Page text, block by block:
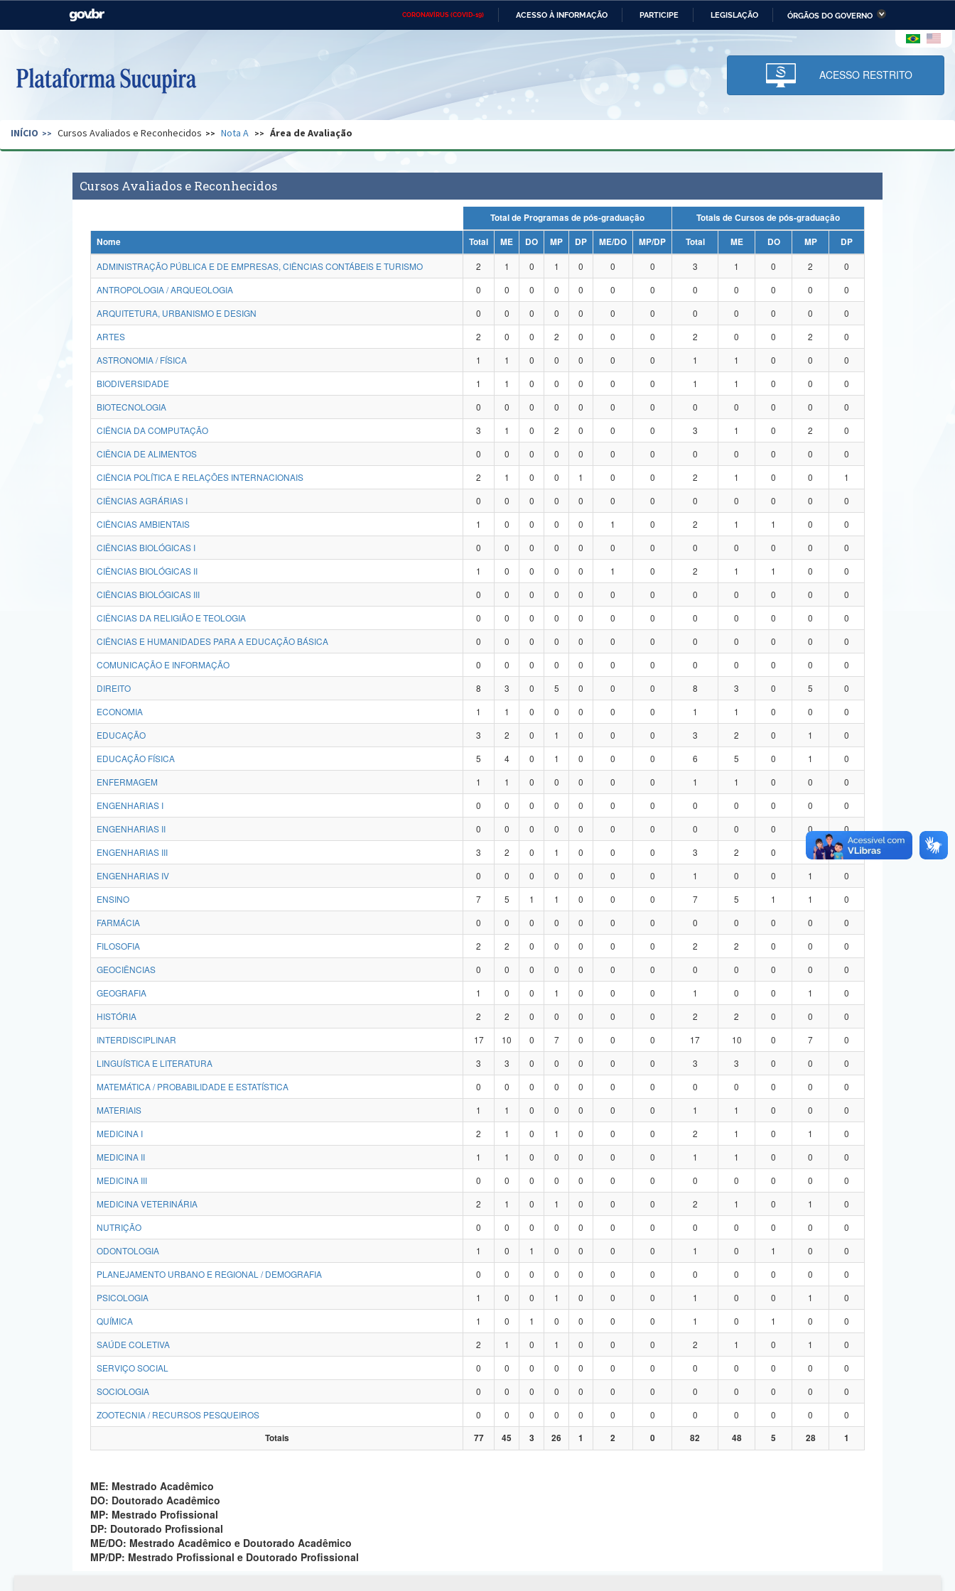
CORONAVÍRUS (COVID-19) ACESSO À INFORMAÇÃO PARTICIPE LEGISLAÇÃO ÓRGÃOS DO GOVERNO
Casa Civil Ministério das Relações Ministério da Economia Ministério da Infraestrutura
Pecuária e Abastecimento
Ministério da Ciência,
Tecnologia, Inovações e
Comunicações
Ministério do Desenvolvimento
Regional e dos Direitos Humanos
Secretaria de Governo Gabinete de Segurança Advocacia-Geral da União Banco Central do Brasil Planalto
ACESSO RESTRITO
INÍCIO Cursos Avaliados e Reconhecidos Nota A Área de Avaliação
Cursos Avaliados e Reconhecidos
Total de Programas de pós-graduação
Totais de Cursos de pós-graduação
Nome
Total ME DO MP DP ME/DO MP/DP Total ME DO MP
DP
ADMINISTRAÇÃO PÚBLICA E DE EMPRESAS, CIÊNCIAS CONTÁBEIS E TURISMO
2 1 0 1 0 0 0 3 1 0 2
0
ANTROPOLOGIA / ARQUEOLOGIA
0 0 0 0 0 0 0 0 0 0 0
0
ARQUITETURA, URBANISMO E DESIGN
0 0 0 0 0 0 0 0 0 0 0
0
ARTES
2 0 0 2 0 0 0 2 0 0 2
0
ASTRONOMIA / FÍSICA
1 1 0 0 0 0 0 1 1 0 0
0
BIODIVERSIDADE
1 1 0 0 0 0 0 1 1 0 0
0
BIOTECNOLOGIA
0 0 0 0 0 0 0 0 0 0 0
0
CIÊNCIA DA COMPUTAÇÃO
3 1 0 2 0 0 0 3 1 0 2
0
CIÊNCIA DE ALIMENTOS
0 0 0 0 0 0 0 0 0 0 0
0
CIÊNCIA POLÍTICA E RELAÇÕES INTERNACIONAIS
2 1 0 0 1 0 0 2 1 0 0
1
CIÊNCIAS AGRÁRIAS I
0 0 0 0 0 0 0 0 0 0 0
0
CIÊNCIAS AMBIENTAIS
1 0 0 0 0 1 0 2 1 1 0
0
CIÊNCIAS BIOLÓGICAS I
0 0 0 0 0 0 0 0 0 0 0
0
CIÊNCIAS BIOLÓGICAS II
1 0 0 0 0 1 0 2 1 1 0
0
CIÊNCIAS BIOLÓGICAS III
0 0 0 0 0 0 0 0 0 0 0
0
CIÊNCIAS DA RELIGIÃO E TEOLOGIA
0 0 0 0 0 0 0 0 0 0 0
0
CIÊNCIAS E HUMANIDADES PARA A EDUCAÇÃO BÁSICA
0 0 0 0 0 0 0 0 0 0 0
0
COMUNICAÇÃO E INFORMAÇÃO
0 0 0 0 0 0 0 0 0 0 0
0
DIREITO
8 3 0 5 0 0 0 8 3 0 5
0
ECONOMIA
1 1 0 0 0 0 0 1 1 0 0
0
EDUCAÇÃO
3 2 0 1 0 0 0 3 2 0 1
0
EDUCAÇÃO FÍSICA
5 4 0 1 0 0 0 6 5 0 1
0
ENFERMAGEM
1 1 0 0 0 0 0 1 1 0 0
0
ENGENHARIAS I
0 0 0 0 0 0 0 0 0 0 0
0
ENGENHARIAS II
0 0 0 0 0 0 0 0 0 0 0
0
ENGENHARIAS III
3 2 0 1 0 0 0 3 2 0
0
ENGENHARIAS IV
0 0 0 0 0 0 0 1 0 0 1
0
ENSINO
7 5 1 1 0 0 0 7 5 1 1
0
FARMÁCIA
0 0 0 0 0 0 0 0 0 0 0
0
FILOSOFIA
2 2 0 0 0 0 0 2 2 0 0
0
GEOCIÊNCIAS
0 0 0 0 0 0 0 0 0 0 0
0
GEOGRAFIA
1 0 0 1 0 0 0 1 0 0 1
0
HISTÓRIA
2 2 0 0 0 0 0 2 2 0 0
0
INTERDISCIPLINAR
17 10 0 7 0 0 0 17 10 0 7
0
LINGUÍSTICA E LITERATURA
3 3 0 0 0 0 0 3 3 0 0
0
MATEMÁTICA / PROBABILIDADE E ESTATÍSTICA
0 0 0 0 0 0 0 0 0 0 0
0
MATERIAIS
1 1 0 0 0 0 0 1 1 0 0
0
MEDICINA I
2 1 0 1 0 0 0 2 1 0 1
0
MEDICINA II
1 1 0 0 0 0 0 1 1 0 0
0
MEDICINA III
0 0 0 0 0 0 0 0 0 0 0
0
MEDICINA VETERINÁRIA
2 1 0 1 0 0 0 2 1 0 1
0
NUTRIÇÃO
0 0 0 0 0 0 0 0 0 0 0
0
ODONTOLOGIA
1 0 1 0 0 0 0 1 0 1 0
0
PLANEJAMENTO URBANO E REGIONAL / DEMOGRAFIA
0 0 0 0 0 0 0 0 0 0 0
0
PSICOLOGIA
1 0 0 1 0 0 0 1 0 0 1
0
QUÍMICA
1 0 1 0 0 0 0 1 0 1 0
0
SAÚDE COLETIVA
2 1 0 1 0 0 0 2 1 0 1
0
SERVIÇO SOCIAL
0 0 0 0 0 0 0 0 0 0 0
0
SOCIOLOGIA
0 0 0 0 0 0 0 0 0 0 0
0
ZOOTECNIA / RECURSOS PESQUEIROS
0 0 0 0 0 0 0 0 0 0 0
0
Totais
77 45 3 26 1 2 0 82 48 5 28 1
ME: Mestrado Acadêmico
DO: Doutorado Acadêmico
MP: Mestrado Profissional
DP: Doutorado Profissional
ME/DO: Mestrado Acadêmico e Doutorado Acadêmico
MP/DP: Mestrado Profissional e Doutorado Profissional